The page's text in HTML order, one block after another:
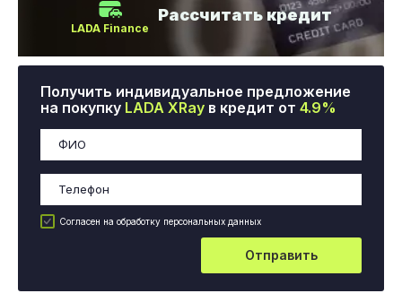
LADA Finance
Рассчитать кредит
Получить индивидуальное предложение
на покупку LADA XRay в кредит от 4.9%
Согласен на обработку персональных данных
Отправить